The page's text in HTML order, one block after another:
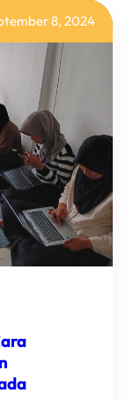
8, 2024